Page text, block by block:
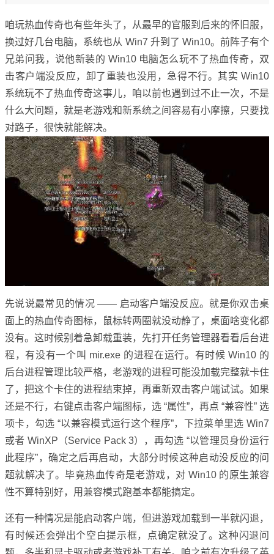
咱玩热血传奇也有些年头了，从最早的官服到后来的怀旧服，
换过好几台电脑，系统也从 Win7 升到了 Win10。前阵子有个
兄弟问我，说他新装的 Win10 电脑怎么玩不了热血传奇，双
击客户端没反应，卸了重装也没用，急得不行。其实 Win10
系统玩不了热血传奇这事儿，咱以前也遇到过不止一次，不是
什么大问题，就是老游戏和新系统之间容易有小摩擦，只要找
对路子，很快就能解决。
先说说最常见的情况 —— 启动客户端没反应。就是你双击桌
面上的热血传奇图标，鼠标转两圈就没动静了，桌面啥变化都
没有。这时候别着急卸载重装，先打开任务管理器看看后台进
程，有没有一个叫 mir.exe 的进程在运行。有时候 Win10 的
后台进程管理比较严格，老游戏的进程可能没加载完整就卡住
了，把这个卡住的进程结束掉，再重新双击客户端试试。如果
还是不行，右键点击客户端图标，选 “属性”，再点 “兼容性” 选
项卡，勾选 “以兼容模式运行这个程序”，下拉菜单里选 Win7
或者 WinXP（Service Pack 3），再勾选 “以管理员身份运行
此程序”，确定之后再启动，大部分时候这种启动没反应的问
题就解决了。毕竟热血传奇是老游戏，对 Win10 的原生兼容
性不算特别好，用兼容模式跑基本都能搞定。
还有一种情况是能启动客户端，但进游戏加载到一半就闪退，
有时候还会弹出个空白提示框，点确定就没了。这种闪退问